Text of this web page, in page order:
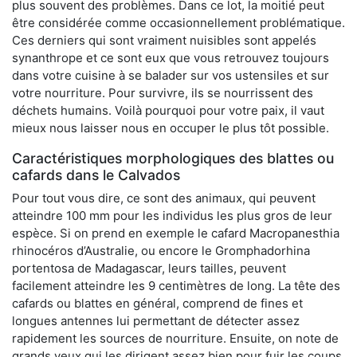
plus souvent des problèmes. Dans ce lot, la moitié peut
être considérée comme occasionnellement problématique.
Ces derniers qui sont vraiment nuisibles sont appelés
synanthrope et ce sont eux que vous retrouvez toujours
dans votre cuisine à se balader sur vos ustensiles et sur
votre nourriture. Pour survivre, ils se nourrissent des
déchets humains. Voilà pourquoi pour votre paix, il vaut
mieux nous laisser nous en occuper le plus tôt possible.
Caractéristiques morphologiques des blattes ou
cafards dans le Calvados
Pour tout vous dire, ce sont des animaux, qui peuvent
atteindre 100 mm pour les individus les plus gros de leur
espèce. Si on prend en exemple le cafard Macropanesthia
rhinocéros d’Australie, ou encore le Gromphadorhina
portentosa de Madagascar, leurs tailles, peuvent
facilement atteindre les 9 centimètres de long. La tête des
cafards ou blattes en général, comprend de fines et
longues antennes lui permettant de détecter assez
rapidement les sources de nourriture. Ensuite, on note de